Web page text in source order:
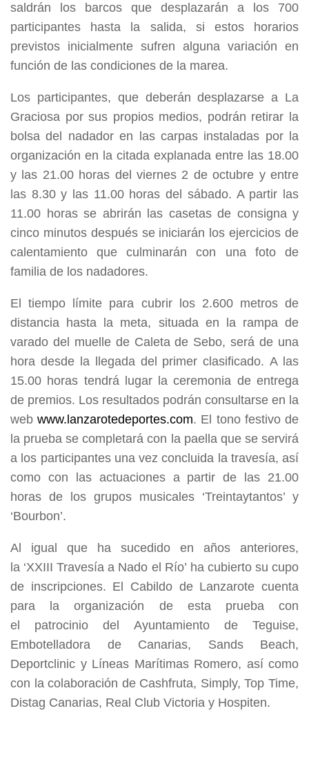
saldrán los barcos que desplazarán a los 700
participantes hasta la salida, si estos horarios
previstos inicialmente sufren alguna variación en
función de las condiciones de la marea.
Los participantes, que deberán desplazarse a La
Graciosa por sus propios medios, podrán retirar la
bolsa del nadador en las carpas instaladas por la
organización en la citada explanada entre las 18.00
y las 21.00 horas del viernes 2 de octubre y entre
las 8.30 y las 11.00 horas del sábado. A partir las
11.00 horas se abrirán las casetas de consigna y
cinco minutos después se iniciarán los ejercicios de
calentamiento que culminarán con una foto de
familia de los nadadores.
El tiempo límite para cubrir los 2.600 metros de
distancia hasta la meta, situada en la rampa de
varado del muelle de Caleta de Sebo, será de una
hora desde la llegada del primer clasificado. A las
15.00 horas tendrá lugar la ceremonia de entrega
de premios. Los resultados podrán consultarse en la
webwww.lanzarotedeportes.com. El tono festivo de
la prueba se completará con la paella que se servirá
a los participantes una vez concluida la travesía, así
como con las actuaciones a partir de las 21.00
horas de los grupos musicales ‘Treintaytantos’ y
‘Bourbon’.
Al igual que ha sucedido en años anteriores,
la ‘XXIII Travesía a Nado el Río’ ha cubierto su cupo
de inscripciones. El Cabildo de Lanzarote cuenta
para la organización de esta prueba con
el patrocinio del Ayuntamiento de Teguise,
Embotelladora de Canarias, Sands Beach,
Deportclinic y Líneas Marítimas Romero, así como
con la colaboración de Cashfruta, Simply, Top Time,
Distag Canarias, Real Club Victoria y Hospiten.